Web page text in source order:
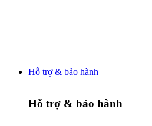
Hỗ trợ & bảo hành
Hỗ trợ & bảo hành